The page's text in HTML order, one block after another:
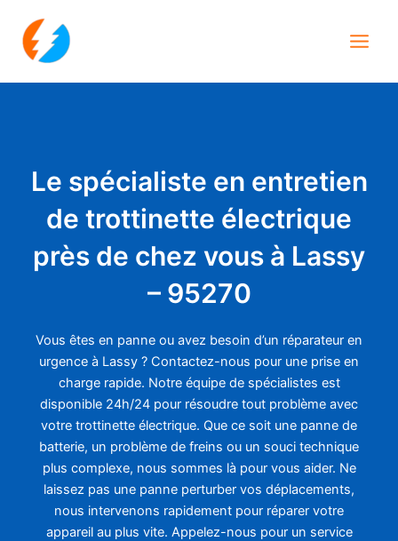
contenu
Le spécialiste en entretien
de trottinette électrique
près de chez vous à Lassy
– 95270
Vous êtes en panne ou avez besoin d’un réparateur en
urgence à Lassy ? Contactez-nous pour une prise en
charge rapide. Notre équipe de spécialistes est
disponible 24h/24 pour résoudre tout problème avec
votre trottinette électrique. Que ce soit une panne de
batterie, un problème de freins ou un souci technique
plus complexe, nous sommes là pour vous aider. Ne
laissez pas une panne perturber vos déplacements,
nous intervenons rapidement pour réparer votre
appareil au plus vite. Appelez-nous pour un service